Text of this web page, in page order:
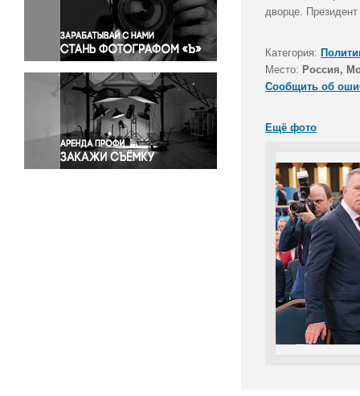
Правосудие
Происшествия и конфликты
Религия
Светская жизнь
Спорт
Экология
Экономика и бизнес
дворце.
Категория:
Место: Россия,
Сообщить об
Ещё фото